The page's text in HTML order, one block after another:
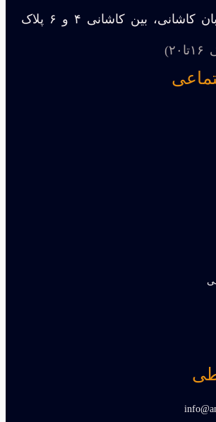
نشانی مشهد، خیابان کاشانی، بین کاشانی ۴ و ۶ پلاک